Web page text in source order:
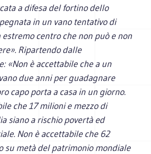
a difesa del fortino dello
in un vano tentativo di
centro che non può e non
Ripartendo dalle
«Non è accettabile che a un
due anni per guadagnare
capo porta a casa in un giorno.
che 17 milioni e mezzo di
siano a rischio povertà ed
Non è accettabile che 62
su metà del patrimonio mondiale